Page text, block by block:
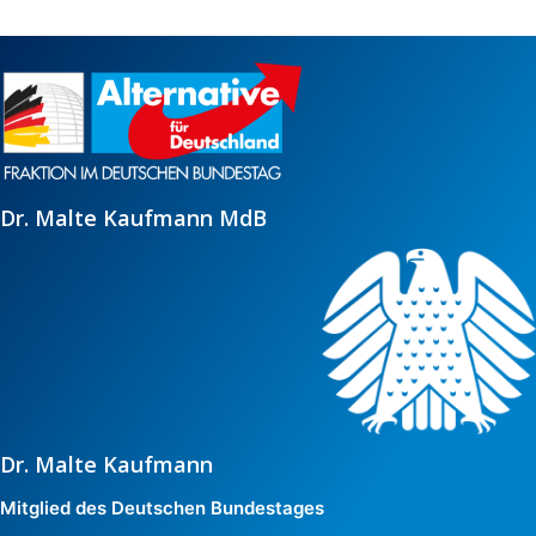
Inhalt
springen
Dr. Malte Kaufmann MdB
Dr. Malte Kaufmann
Mitglied des Deutschen Bundestages